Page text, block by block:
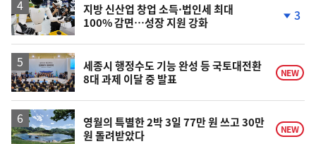
지방 신산업 창업 소득·법인세 최대
100% 감면…성장 지원 강화
락
3
세종시 행정수도 기능 완성 등 국토대전환
8대 과제 이달 중 발표
NEW
영월의 특별한 2박 3일 77만 원 쓰고 30만
원 돌려받았다
NEW